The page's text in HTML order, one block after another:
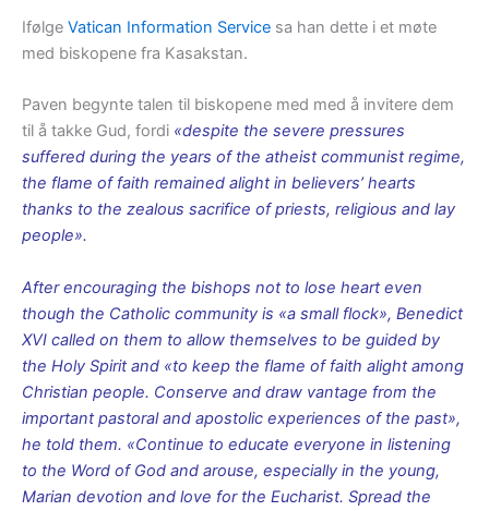
Ifølge Vatican Information Service sa han dette i et møte
med biskopene fra Kasakstan.
Paven begynte talen til biskopene med med å invitere dem
til å takke Gud, fordi «despite the severe pressures
suffered during the years of the atheist communist regime,
the flame of faith remained alight in believers’ hearts
thanks to the zealous sacrifice of priests, religious and lay
people».
After encouraging the bishops not to lose heart even
though the Catholic community is «a small flock», Benedict
XVI called on them to allow themselves to be guided by
the Holy Spirit and «to keep the flame of faith alight among
Christian people. Conserve and draw vantage from the
important pastoral and apostolic experiences of the past»,
he told them. «Continue to educate everyone in listening
to the Word of God and arouse, especially in the young,
Marian devotion and love for the Eucharist. Spread the